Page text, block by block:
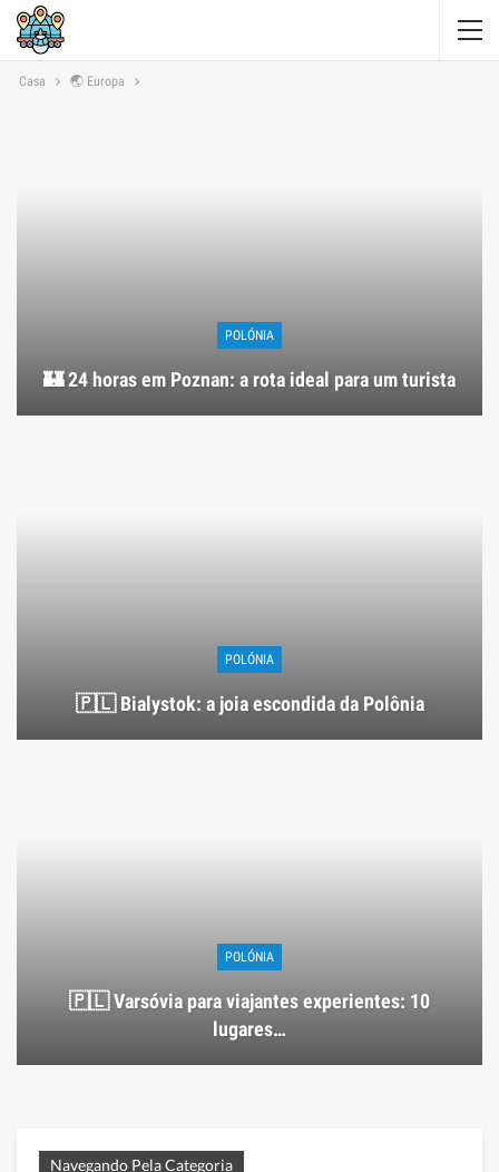
Casa 🌏 Europa
POLÓNIA
🏰 24 horas em Poznan: a rota ideal para um turista
POLÓNIA
🇵🇱 Bialystok: a joia escondida da Polônia
POLÓNIA
🇵🇱 Varsóvia para viajantes experientes: 10
lugares…
Navegando Pela Categoria